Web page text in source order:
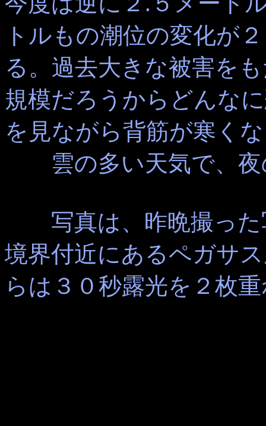
トルもの潮位の変化が
る。過去大きな被害を
規模だろうからどんな
を見ながら背筋が寒く
雲の多い天気で、夜
写真は、昨晩撮った
境界付近にあるペガサ
らは３０秒露光を２枚